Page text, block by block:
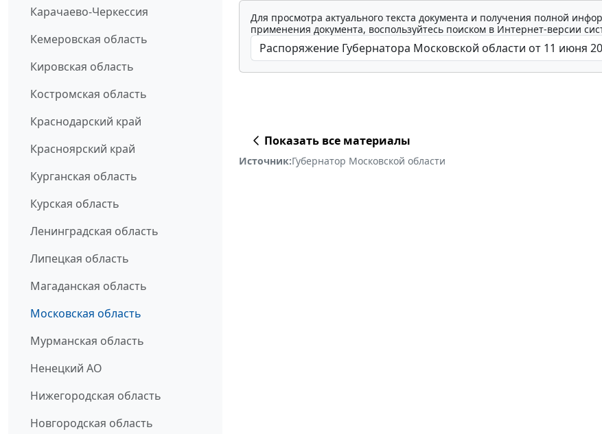
Карачаево-Черкессия
Кемеровская область
Кировская область
Костромская область
Краснодарский край
Красноярский край
Курганская область
Курская область
Ленинградская область
Липецкая область
Магаданская область
Московская область
Мурманская область
Ненецкий АО
Нижегородская область
Новгородская область
Для просмотра актуального текста документа и получения полной
применения документа, воспользуйтесь поиском в Интернет-версии
Показать все материалы
Источник:Губернатор Московской области